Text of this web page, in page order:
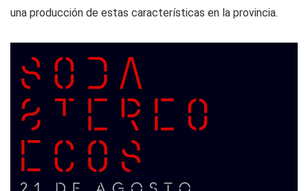
una producción de estas características en la provincia.